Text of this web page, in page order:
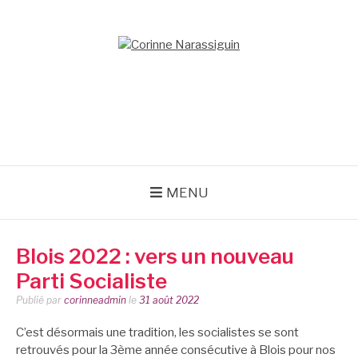
MENU
Blois 2022 : vers un nouveau
Parti Socialiste
Publié par corinneadmin le 31 août 2022
C’est désormais une tradition, les socialistes se sont
retrouvés pour la 3ème année consécutive à Blois pour nos